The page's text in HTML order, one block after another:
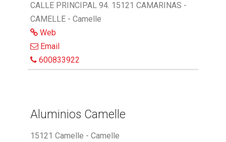
CALLE PRINCIPAL 94. 15121 CAMARINAS -
CAMELLE - Camelle
Web
Email
600833922
Aluminios Camelle
15121 Camelle - Camelle